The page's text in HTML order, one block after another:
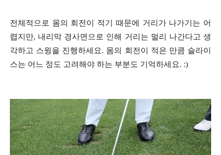
전체적으로 몸의 회전이 적기 때문에 거리가 나가기는 어
렵지만, 내리막 경사면으로 인해 거리는 멀리 나간다고 생
각하고 스윙을 진행하세요. 몸의 회전이 적은 만큼 슬라이
스는 어느 정도 고려해야 하는 부분도 기억하세요. :)